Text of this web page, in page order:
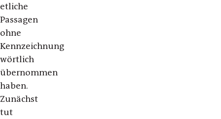
etliche
Passagen
ohne
Kennzeichnung
wörtlich
übernommen
haben.
Zunächst
tut